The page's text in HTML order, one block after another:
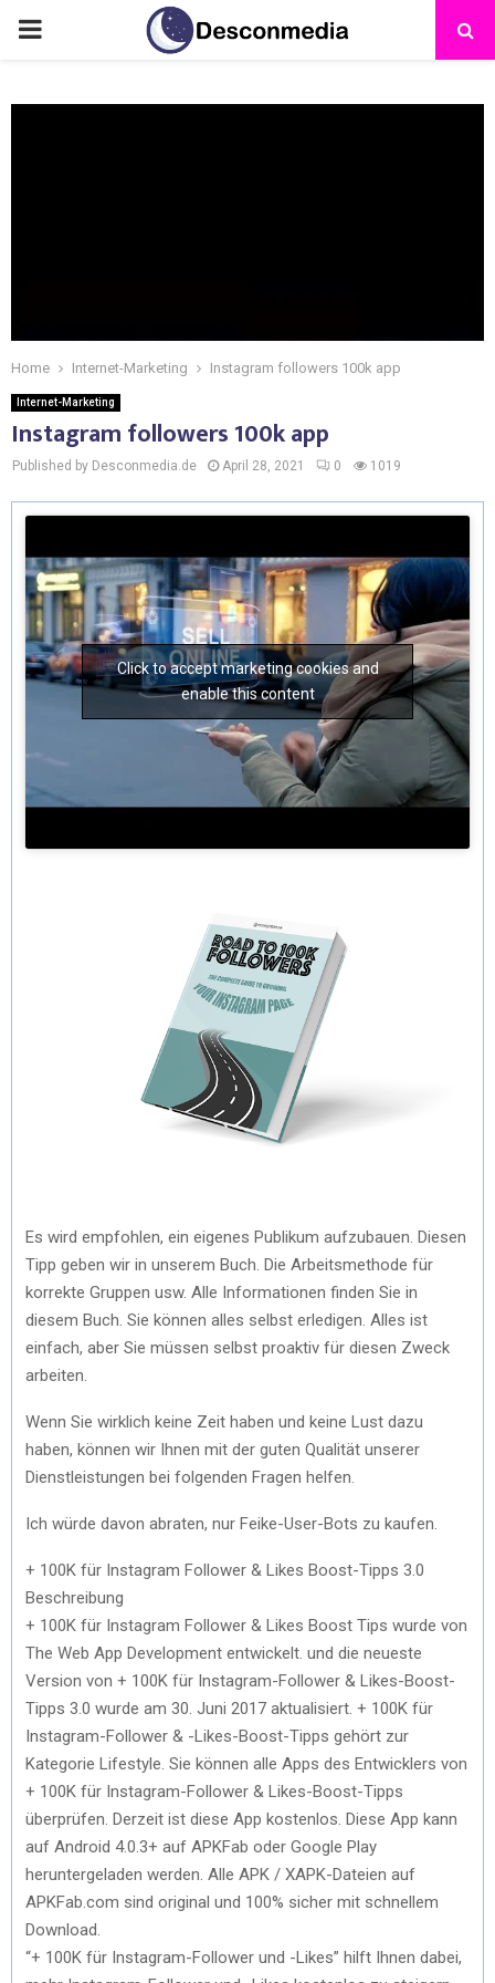
Home Internet-Marketing Instagram followers 100k app
Internet-Marketing
Instagram followers 100k app
Published by Desconmedia.de April 28, 2021 0 1019
Click to accept marketing cookies and
enable this content
Es wird empfohlen, ein eigenes Publikum aufzubauen. Diesen
Tipp geben wir in unserem Buch. Die Arbeitsmethode für
korrekte Gruppen usw. Alle Informationen finden Sie in
diesem Buch. Sie können alles selbst erledigen. Alles ist
einfach, aber Sie müssen selbst proaktiv für diesen Zweck
arbeiten.
Wenn Sie wirklich keine Zeit haben und keine Lust dazu
haben, können wir Ihnen mit der guten Qualität unserer
Dienstleistungen bei folgenden Fragen helfen.
Ich würde davon abraten, nur Feike-User-Bots zu kaufen.
+ 100K für Instagram Follower & Likes Boost-Tipps 3.0
Beschreibung
+ 100K für Instagram Follower & Likes Boost Tips wurde von
The Web App Development entwickelt. und die neueste
Version von + 100K für Instagram-Follower & Likes-Boost-
Tipps 3.0 wurde am 30. Juni 2017 aktualisiert. + 100K für
Instagram-Follower & -Likes-Boost-Tipps gehört zur
Kategorie Lifestyle. Sie können alle Apps des Entwicklers von
+ 100K für Instagram-Follower & Likes-Boost-Tipps
überprüfen. Derzeit ist diese App kostenlos. Diese App kann
auf Android 4.0.3+ auf APKFab oder Google Play
heruntergeladen werden. Alle APK / XAPK-Dateien auf
APKFab.com sind original und 100% sicher mit schnellem
Download.
“+ 100K für Instagram-Follower und -Likes” hilft Ihnen dabei,